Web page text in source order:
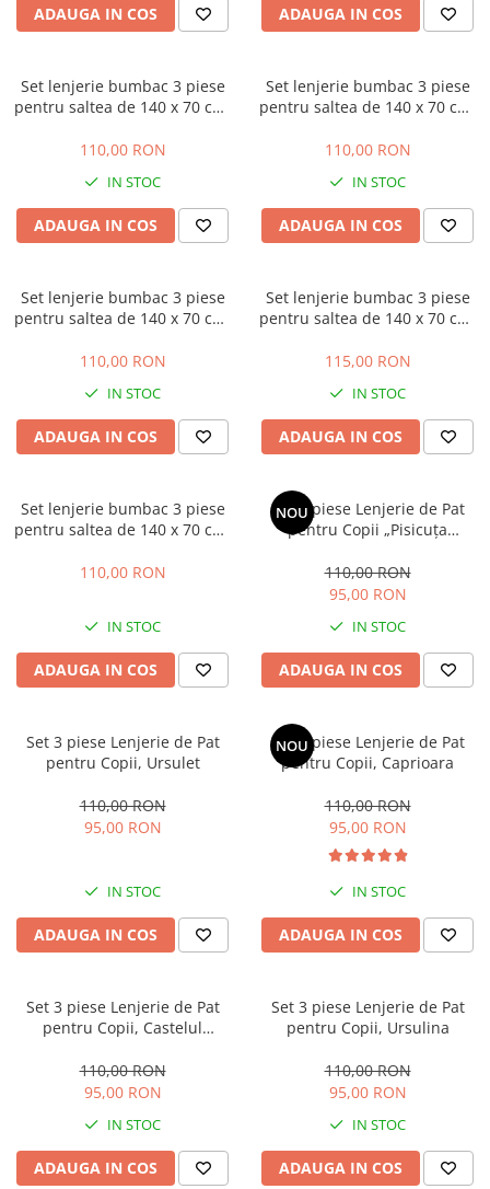
ADAUGA IN COS ADAUGA IN COS
Set lenjerie bumbac 3 piese
pentru saltea de 140 x 70 cm,
110,00 RON
IN STOC
ADAUGA IN COS
Set lenjerie bumbac 3 piese
pentru saltea de 140 x 70 cm,
110,00 RON
IN STOC
ADAUGA IN COS
Set lenjerie bumbac 3 piese
pentru saltea de 140 x 70 cm,
Beberoyal
110,00 RON
IN STOC
ADAUGA IN COS
Set lenjerie bumbac 3 piese
pentru saltea de 140 x 70 cm,
115,00 RON
IN STOC
ADAUGA IN COS
Set lenjerie bumbac 3 piese
pentru saltea de 140 x 70 cm,
110,00 RON
IN STOC
ADAUGA IN COS
NOU
Set 3 piese Lenjerie de Pat
pentru Copii „Pisicuța
110,00 RON
95,00 RON
IN STOC
ADAUGA IN COS
Set 3 piese Lenjerie de Pat
pentru Copii, Ursulet
110,00 RON
95,00 RON
IN STOC
ADAUGA IN COS
NOU
Set 3 piese Lenjerie de Pat
pentru Copii, Caprioara
110,00 RON
95,00 RON
IN STOC
ADAUGA IN COS
Set 3 piese Lenjerie de Pat
pentru Copii, Castelul
110,00 RON
95,00 RON
IN STOC
ADAUGA IN COS
Set 3 piese Lenjerie de Pat
pentru Copii, Ursulina
110,00 RON
95,00 RON
IN STOC
ADAUGA IN COS